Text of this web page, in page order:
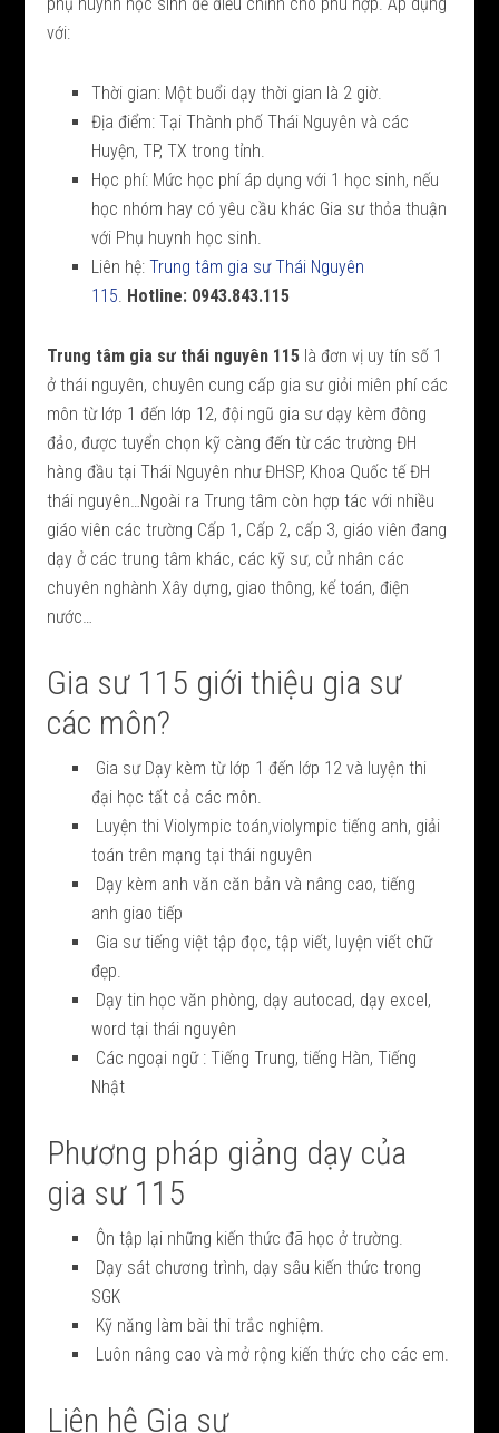
phụ huynh học sinh để điều chỉnh cho phù hợp. Áp dụng
với:
Thời gian: Một buổi dạy thời gian là 2 giờ.
Địa điểm: Tại Thành phố Thái Nguyên và các
Huyện, TP, TX trong tỉnh.
Học phí: Mức học phí áp dụng với 1 học sinh, nếu
học nhóm hay có yêu cầu khác Gia sư thỏa thuận
với Phụ huynh học sinh.
Liên hệ:Trung tâm gia sư Thái Nguyên
115. Hotline: 0943.843.115
Trung tâm gia sư thái nguyên 115 là đơn vị uy tín số 1
ở thái nguyên, chuyên cung cấp gia sư giỏi miên phí các
môn từ lớp 1 đến lớp 12, đội ngũ gia sư dạy kèm đông
đảo, được tuyển chọn kỹ càng đến từ các trường ĐH
hàng đầu tại Thái Nguyên như ĐHSP, Khoa Quốc tế ĐH
thái nguyên…Ngoài ra Trung tâm còn hợp tác với nhiều
giáo viên các trường Cấp 1, Cấp 2, cấp 3, giáo viên đang
dạy ở các trung tâm khác, các kỹ sư, cử nhân các
chuyên nghành Xây dựng, giao thông, kế toán, điện
nước…
Gia sư 115 giới thiệu gia sư
các môn?
Gia sư Dạy kèm từ lớp 1 đến lớp 12 và luyện thi
đại học tất cả các môn.
Luyện thi Violympic toán,violympic tiếng anh, giải
toán trên mạng tại thái nguyên
Dạy kèm anh văn căn bản và nâng cao, tiếng
anh giao tiếp
Gia sư tiếng việt tập đọc, tập viết, luyện viết chữ
đẹp.
Dạy tin học văn phòng, dạy autocad, dạy excel,
word tại thái nguyên
Các ngoại ngữ : Tiếng Trung, tiếng Hàn, Tiếng
Nhật
Phương pháp giảng dạy của
gia sư 115
Ôn tập lại những kiến thức đã học ở trường.
Dạy sát chương trình, dạy sâu kiến thức trong
SGK
Kỹ năng làm bài thi trắc nghiệm.
Luôn nâng cao và mở rộng kiến thức cho các em.
Liên hệ Gia sư